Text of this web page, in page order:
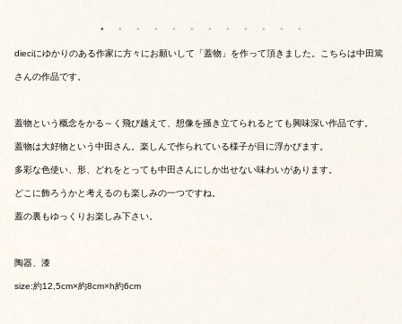
dieciにゆかりのある作家に方々にお願いして「蓋物」を作って頂きました。こちらは中田篤
さんの作品です。
蓋物という概念をかる～く飛び越えて、想像を掻き立てられるとても興味深い作品です。
蓋物は大好物という中田さん。楽しんで作られている様子が目に浮かびます。
多彩な色使い、形、どれをとっても中田さんにしか出せない味わいがあります。
どこに飾ろうかと考えるのも楽しみの一つですね。
蓋の裏もゆっくりお楽しみ下さい。
陶器、漆
size:約12,5cm×約8cm×h約6cm